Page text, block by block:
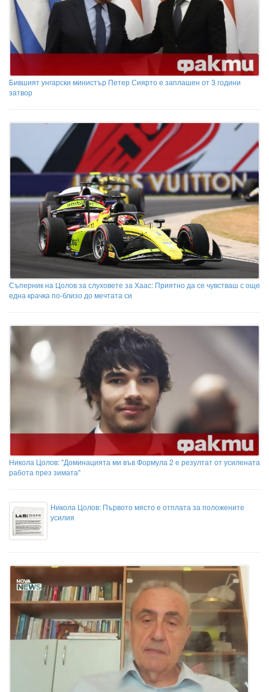
Бившият унгарски министър Петер Сиярто е заплашен от 3 години
затвор
Съперник на Цолов за слуховете за Хаас: Приятно да се чувстваш с още
една крачка по-близо до мечтата си
Никола Цолов: "Доминацията ми във Формула 2 е резултат от усилената
работа през зимата"
Никола Цолов: Първото място е отплата за положените
усилия